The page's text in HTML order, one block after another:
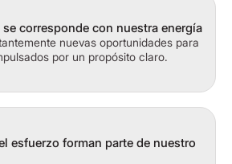
corresponde con nuestra energía
nuevas oportunidades para
por un propósito claro.
esfuerzo forman parte de nuestro